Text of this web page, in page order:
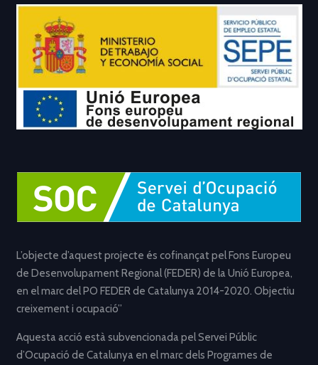
L’objecte d’aquest projecte és cofinançat pel Fons Europeu
de Desenvolupament Regional (FEDER) de la Unió Europea,
en el marc del PO FEDER de Catalunya 2014-2020. Objectiu
creixement i ocupació”
Aquesta acció està subvencionada pel Servei Públic
d’Ocupació de Catalunya en el marc dels Programes de